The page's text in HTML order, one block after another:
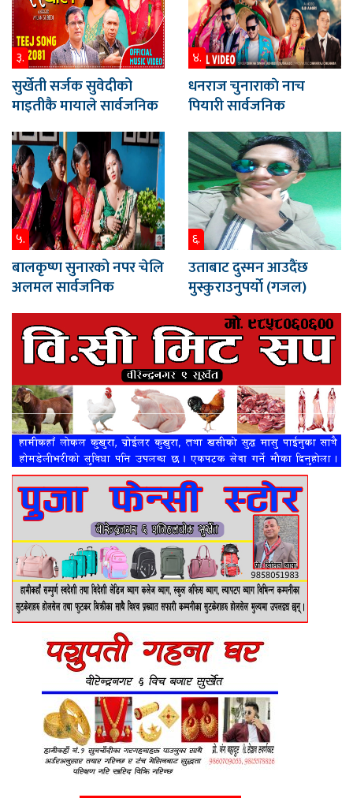
३.
सुर्खेती सर्जक सुवेदीको
माइतीकै मायाले सार्वजनिक
४.
धनराज चुनाराकाे नाच
पियारी सार्वजनिक
५.
बालकृष्ण सुनारको नपर चेलि
अलमल सार्वजनिक
६.
उताबाट दुस्मन आउदैंछ
मुस्कुराउनुपर्याे (गजल)